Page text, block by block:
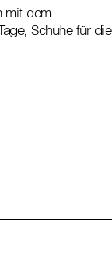
mit dem
Schuhe für die